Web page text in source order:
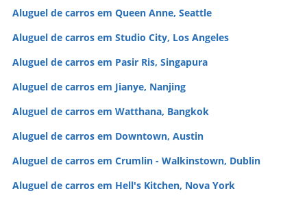
Aluguel de carros em Queen Anne, Seattle
Aluguel de carros em Studio City, Los Angeles
Aluguel de carros em Pasir Ris, Singapura
Aluguel de carros em Jianye, Nanjing
Aluguel de carros em Watthana, Bangkok
Aluguel de carros em Downtown, Austin
Aluguel de carros em Crumlin - Walkinstown, Dublin
Aluguel de carros em Hell's Kitchen, Nova York